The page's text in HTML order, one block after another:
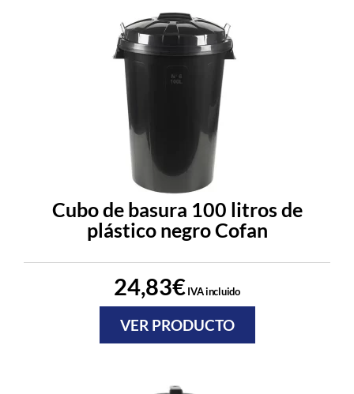
Cubo de basura 100 litros de
plástico negro Cofan
24,83€IVA incluido
VER PRODUCTO